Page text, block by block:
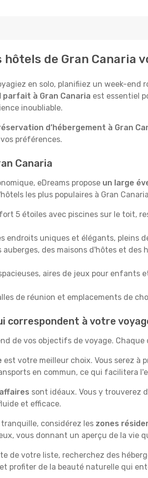
de Gran Canaria
en solo, planifiiez un week-
parfait à Gran Canaria est essentiel
inoubliable.
d’hébergement à Gran
préférences.
Canaria
eDreams propose un large
les plus populaires à Gran
5 étoiles avec piscines sur le toit,
endroits uniques et élégants, pleins
auberges, des maisons d'hôtes et
aires de jeux pour enfants
de réunion et emplacements de
correspondent à votre
de vos objectifs de voyage.
est votre meilleur choix. Vous serez à
en commun, ce qui facilitera
sont idéaux. Vous y trouverez
et efficace.
considérez les zones
vous donnant un aperçu de la vie
de votre liste, recherchez des
profiter de la beauté naturelle qui